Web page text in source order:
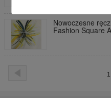
Nowoczesne
Fashion Square